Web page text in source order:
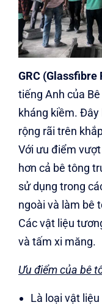
GRC
tiếng Anh của
kháng kiềm.
rộng rãi trên
Với ưu điểm
hơn cả bê tông
sử dụng trong
ngoài và làm bê
Các vật liệu
và tấm xi măng.
Ưu điểm của bê
Là loại vật